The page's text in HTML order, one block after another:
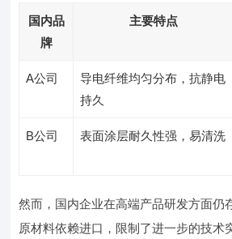
国内品
牌
主要特点
A公司
导电纤维均匀分布，抗静电
持久
B公司 表面涂层耐久性强，易清洗
然而，国内企业在高端产品研发方面仍
原材料依赖进口，限制了进一步的技术